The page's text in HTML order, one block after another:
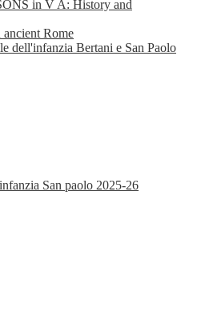
in V A: History and
Rome
dell'infanzia Bertani e San Paolo
San paolo 2025-26